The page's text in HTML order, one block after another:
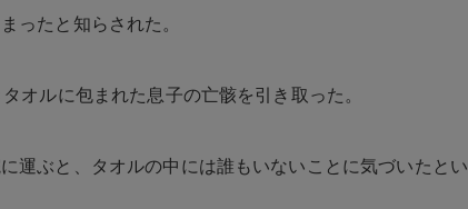
ったと知らされた。
オルに包まれた息子の亡骸を引き取った。
運ぶと、タオルの中には誰もいないことに気づいたとい